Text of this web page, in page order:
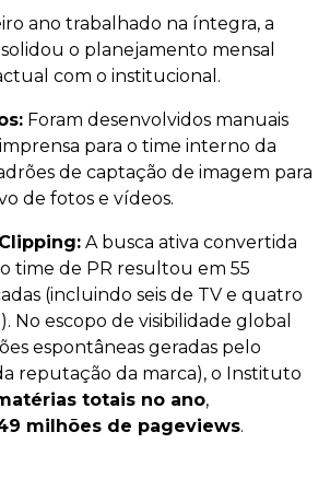
ano trabalhado na íntegra, a
o planejamento mensal
com o institucional.
Foram desenvolvidos manuais
para o time interno da
de captação de imagem para
de fotos e vídeos.
A busca ativa convertida
time de PR resultou em 55
(incluindo seis de TV e quatro
No escopo de visibilidade global
espontâneas geradas pelo
reputação da marca), o Instituto
totais no ano,
milhões de pageviews.